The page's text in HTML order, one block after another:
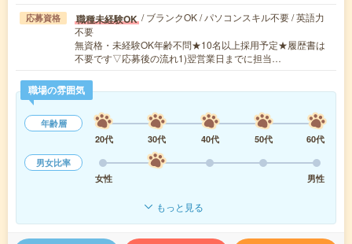
応募資格 職種未経験OK / ブランクOK / パソコンスキル不要 / 英語力
不要
無資格・未経験OK年齢不問★10名以上採用予定★履歴書は
不要です▽応募後の流れ1)翌営業日までに担当…
職場の雰囲気
年齢層
20代
30代 40代 50代
60代
男女比率
女性
男性
もっと見る